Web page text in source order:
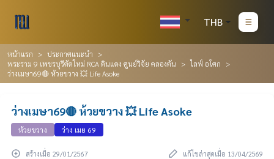
THB
หน้าแรก
ประกาศแนะนำ
พระราม 9 เพชรบุรีตัดใหม่ RCA ดินแดง ศูนย์วิจัย คลองตัน
ไลฟ์ อโศก
ว่างเมษา69🔴 ห้วยขวาง 💥 Life Asoke
ว่างเมษา69🔴 ห้วยขวาง 💥 Life Asoke
ห้วยขวาง ว่าง เมย 69
สร้างเมื่อ 29/01/2567
แก้ไขล่าสุดเมื่อ 13/04/2569